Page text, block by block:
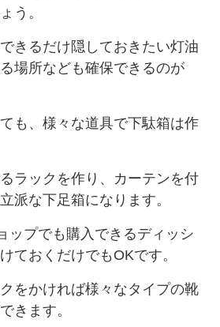
う。
きるだけ隠しておきたい灯油
場所なども確保できるのが
も、様々な道具で下駄箱は作
ラックを作り、カーテンを付
派な下足箱になります。
ップでも購入できるディッシ
ておくだけでもOKです。
をかければ様々なタイプの靴
きます。